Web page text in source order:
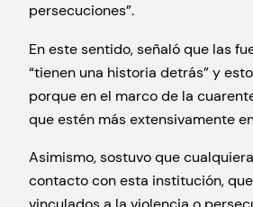
persecuciones”.
En este sentido, señaló que las
“tienen una historia detrás” y
porque en el marco de la
que estén más extensivamente
Asimismo, sostuvo que
contacto con esta institución,